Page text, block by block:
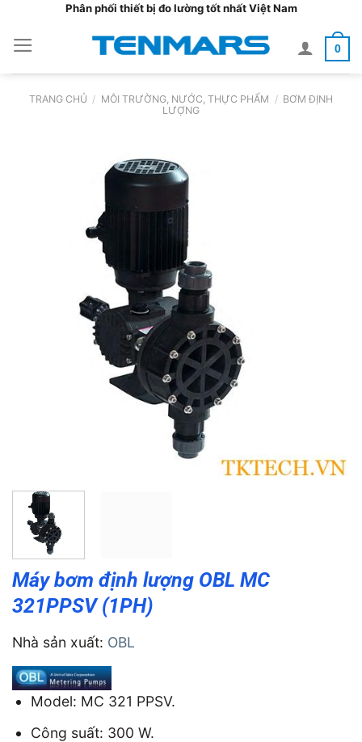
nội
dung
Phân phối thiết bị đo lường tốt nhất Việt Nam
0
TRANG CHỦ / MÔI TRƯỜNG, NƯỚC, THỰC PHẨM / BƠM ĐỊNH
LƯỢNG
Máy bơm định lượng OBL MC
321PPSV (1PH)
Nhà sản xuất: OBL
Model: MC 321 PPSV.
Công suất: 300 W.